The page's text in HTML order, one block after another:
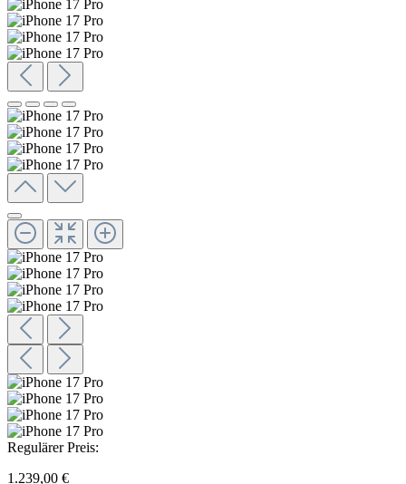
Regulärer Preis:
1.239,00 €